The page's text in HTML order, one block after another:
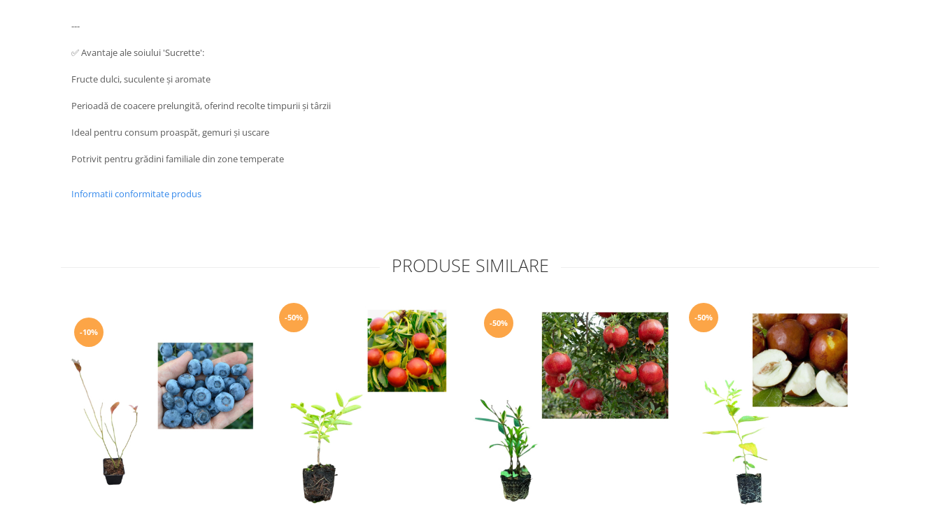
---
✅ Avantaje ale soiului 'Sucrette':
Fructe dulci, suculente și aromate
Perioadă de coacere prelungită, oferind recolte timpurii și târzii
Ideal pentru consum proaspăt, gemuri și uscare
Potrivit pentru grădini familiale din zone temperate
Informatii conformitate produs
PRODUSE SIMILARE
-10%
-50%
-50%
-50%